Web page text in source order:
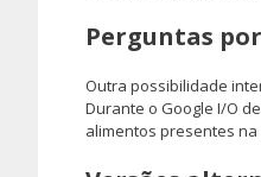
Perguntas
Outra possibilidade
Durante o Google I/O
alimentos presentes na